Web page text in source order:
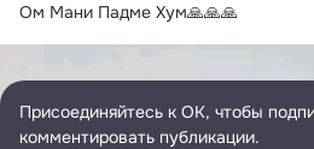
Ом Мани Падме Хум🙏🙏🙏
Присоединяйтесь к ОК, чтобы
комментировать публикации.